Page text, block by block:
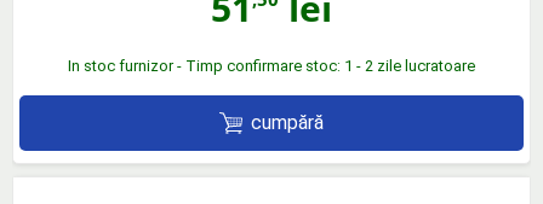
In stoc furnizor - Timp confirmare stoc: 1 - 2 zile lucratoare
cumpără